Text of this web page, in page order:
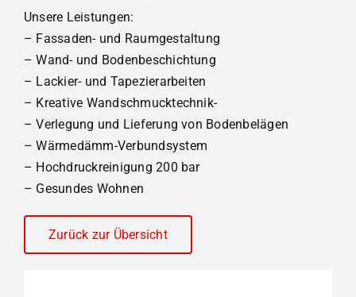
Unsere Leistungen:
– Fassaden- und Raumgestaltung
– Wand- und Bodenbeschichtung
– Lackier- und Tapezierarbeiten
– Kreative Wandschmucktechnik-
– Verlegung und Lieferung von Bodenbelägen
– Wärmedämm-Verbundsystem
– Hochdruckreinigung 200 bar
– Gesundes Wohnen
Zurück zur Übersicht